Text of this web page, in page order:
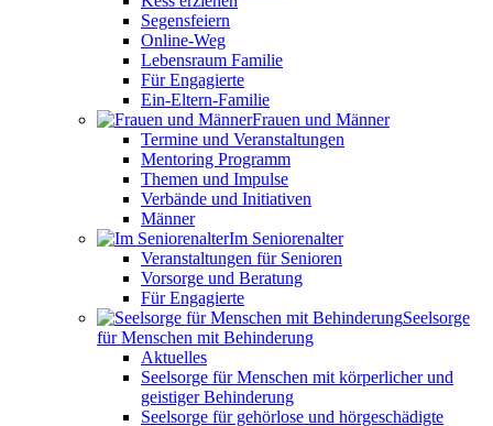
Segensfeiern
Online-Weg
Lebensraum Familie
Für Engagierte
Ein-Eltern-Familie
Frauen und Männer
Termine und Veranstaltungen
Mentoring Programm
Themen und Impulse
Verbände und Initiativen
Männer
Im Seniorenalter
Veranstaltungen für Senioren
Vorsorge und Beratung
Für Engagierte
Seelsorge
für Menschen mit Behinderung
Aktuelles
Seelsorge für Menschen mit körperlicher und
geistiger Behinderung
Seelsorge für gehörlose und hörgeschädigte